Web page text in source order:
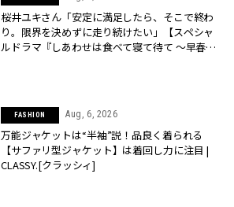
桜井ユキさん「安定に満足したら、そこで終わ
り。限界を決めずに走り続けたい」【スペシャ
ルドラマ『しあわせは食べて寝て待て ～早春の
FASHION Aug, 6, 2026
万能ジャケットは“半袖”説！品良く着られる
【サファリ型ジャケット】は着回し力に注目 |
CLASSY.[クラッシィ]